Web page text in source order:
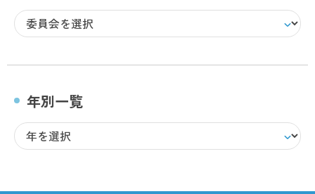
年別一覧